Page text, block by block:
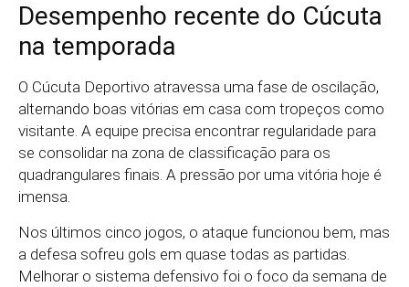
Desempenho recente do Cúcuta
na temporada
O Cúcuta Deportivo atravessa uma fase de oscilação,
alternando boas vitórias em casa com tropeços como
visitante. A equipe precisa encontrar regularidade para
se consolidar na zona de classificação para os
quadrangulares finais. A pressão por uma vitória hoje é
imensa.
Nos últimos cinco jogos, o ataque funcionou bem, mas
a defesa sofreu gols em quase todas as partidas.
Melhorar o sistema defensivo foi o foco da semana de